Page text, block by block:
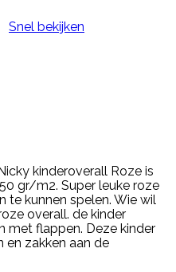
Snel bekijken
kinderoverall Roze is
gr/m2. Super leuke roze
te kunnen spelen. Wie wil
overall. de kinder
met flappen. Deze kinder
en zakken aan de